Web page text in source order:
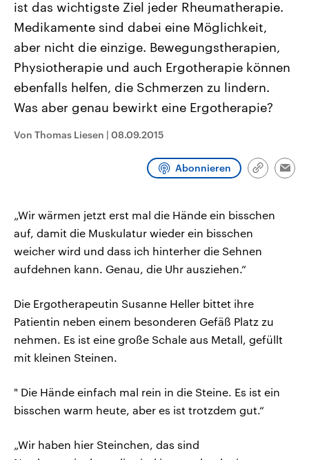
USA
Aktuelle Beiträge, Analysen und
Hintergründe
Wirtschaftlich und militärisch
gehören die Vereinigten Staaten zu
den mächtigsten Ländern der Erde,
mit großem Einfluss auf das
Nahostkonflikt
Aktuelle Lage und
Der Überfall der
Terrororganisation Hamas
Oktober 2023 auf Israel
Israel möchte die Hamas
ist das wichtigste Ziel jeder Rheumatherapie.
Medikamente sind dabei eine Möglichkeit,
aber nicht die einzige. Bewegungstherapien,
Physiotherapie und auch Ergotherapie können
ebenfalls helfen, die Schmerzen zu lindern.
Was aber genau bewirkt eine Ergotherapie?
Von Thomas Liesen | 08.09.2015
Abonnieren
Link
„Wir wärmen jetzt erst mal die Hände ein bisschen
auf, damit die Muskulatur wieder ein bisschen
weicher wird und dass ich hinterher die Sehnen
aufdehnen kann. Genau, die Uhr ausziehen.“
Die Ergotherapeutin Susanne Heller bittet ihre
Patientin neben einem besonderen Gefäß Platz zu
nehmen. Es ist eine große Schale aus Metall, gefüllt
mit kleinen Steinen.
" Die Hände einfach mal rein in die Steine. Es ist ein
bisschen warm heute, aber es ist trotzdem gut.“
„Wir haben hier Steinchen, das sind